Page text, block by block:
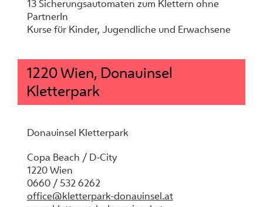
13 Sicherungsautomaten zum Klettern ohne
PartnerIn
Kurse für Kinder, Jugendliche und Erwachsene
1220 Wien, Donauinsel
Kletterpark
Donauinsel Kletterpark
Copa Beach / D-City
1220 Wien
0660 / 532 6262
office@kletterpark-donauinsel.at